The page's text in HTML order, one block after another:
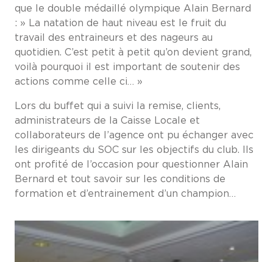
que le double médaillé olympique Alain Bernard
: » La natation de haut niveau est le fruit du
travail des entraineurs et des nageurs au
quotidien. C’est petit à petit qu’on devient grand,
voilà pourquoi il est important de soutenir des
actions comme celle ci… »
Lors du buffet qui a suivi la remise, clients,
administrateurs de la Caisse Locale et
collaborateurs de l’agence ont pu échanger avec
les dirigeants du SOC sur les objectifs du club. Ils
ont profité de l’occasion pour questionner Alain
Bernard et tout savoir sur les conditions de
formation et d’entrainement d’un champion…